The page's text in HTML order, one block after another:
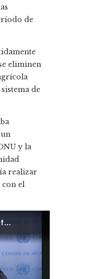
de
eliminen
de
y la
realizar
con el